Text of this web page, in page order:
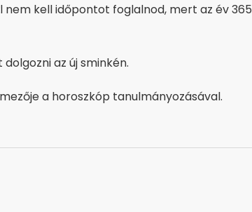
nem kell időpontot foglalnod, mert az év 365
az új sminkén.
a horoszkóp tanulmányozásával.